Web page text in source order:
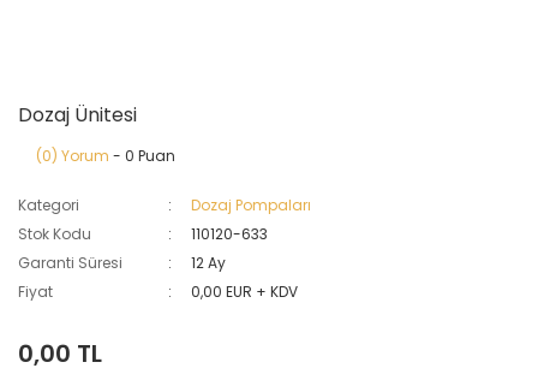
Dozaj Ünitesi
(0) Yorum - 0 Puan
Kategori
Dozaj Pompaları
Stok Kodu
110120-633
Garanti Süresi
12 Ay
Fiyat
0,00 EUR + KDV
0,00 TL